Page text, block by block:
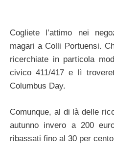
Cogliete l’attimo nei
magari a Colli Portuensi.
ricerchiate in particola
civico 411/417 e lì
Columbus Day.
Comunque, al di là delle
autunno invero a 200
ribassati fino al 30 per